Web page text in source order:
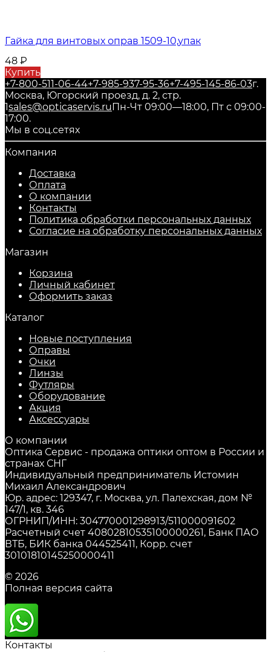
Гайка для винтовых оправ 1509-10,упак
48 ₽
Купить
+7-800-511-06-44+7-985-937-95-36+7-495-145-86-03г.
Москва, Югорский проезд, д. 2, стр.
1sales@opticaservis.ruПн-Чт 09:00—18:00, Пт с 09:00-
17:00.
Мы в соц.сетях
Компания
Доставка
Оплата
О компании
Контакты
Политика обработки персональных данных
Согласие на обработку персональных данных
Магазин
Корзина
Личный кабинет
Оформить заказ
Каталог
Новые поступления
Оправы
Очки
Линзы
Футляры
Оборудование
Акция
Аксессуары
О компании
Оптика Сервис - продажа оптики оптом в России и
странах СНГ
Индивидуальный предприниматель Истомин
Михаил Александрович
Юр. адрес: 129347, г. Москва, ул. Палехская, дом №
147/1, кв. 346
ОГРНИП/ИНН: 304770001298913/511000091602
Расчетный счет 40802810535100000261, Банк ПАО
ВТБ, БИК банка 044525411, Корр. счет
30101810145250000411
© 2026
Полная версия сайта
Контакты